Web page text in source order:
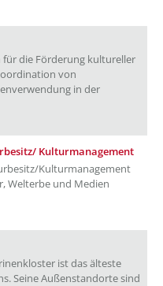
die Förderung kultureller
von
in der
Kulturmanagement
Kulturmanagement
Welterbe und Medien
ist das älteste
Seine Außenstandorte sind